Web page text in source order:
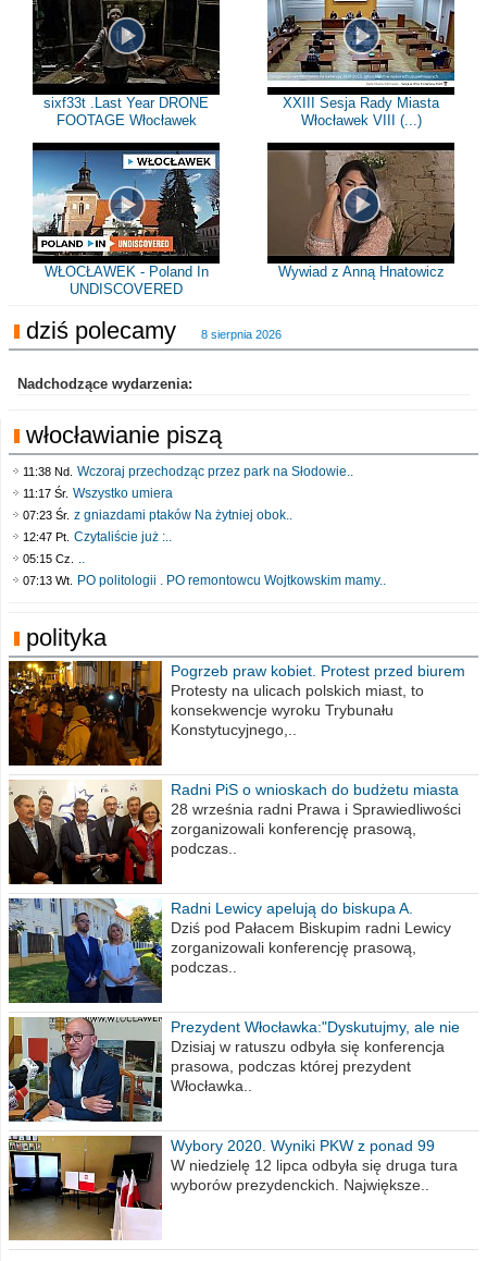
sixf33t .Last Year DRONE
FOOTAGE Włocławek
XXIII Sesja Rady Miasta
Włocławek VIII (...)
WŁOCŁAWEK - Poland In
UNDISCOVERED
Wywiad z Anną Hnatowicz
dziś polecamy 8 sierpnia 2026
Nadchodzące wydarzenia:
włocławianie piszą
11:38 Nd. Wczoraj przechodząc przez park na Słodowie..
11:17 Śr. Wszystko umiera
07:23 Śr. z gniazdami ptaków Na żytniej obok..
12:47 Pt. Czytaliście już :..
05:15 Cz. ..
07:13 Wt. PO politologii . PO remontowcu Wojtkowskim mamy..
polityka
Pogrzeb praw kobiet. Protest przed biurem
poselskim PiS
Protesty na ulicach polskich miast, to
konsekwencje wyroku Trybunału
Konstytucyjnego,..
Radni PiS o wnioskach do budżetu miasta
na 2021 rok
28 września radni Prawa i Sprawiedliwości
zorganizowali konferencję prasową,
podczas..
Radni Lewicy apelują do biskupa A.
Wiesława Meringa
Dziś pod Pałacem Biskupim radni Lewicy
zorganizowali konferencję prasową,
podczas..
Prezydent Włocławka:"Dyskutujmy, ale nie
obrażajmy się”
Dzisiaj w ratuszu odbyła się konferencja
prasowa, podczas której prezydent
Włocławka..
Wybory 2020. Wyniki PKW z ponad 99
procent obwodów
W niedzielę 12 lipca odbyła się druga tura
wyborów prezydenckich. Największe..